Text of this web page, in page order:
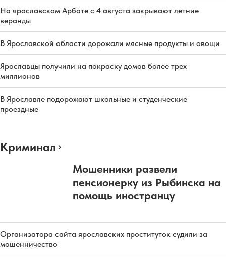
На ярославском Арбате с 4 августа закрывают летние
веранды
В Ярославской области дорожали мясные продукты и овощи
Ярославцы получили на покраску домов более трех
миллионов
В Ярославле подорожают школьные и студенческие
проездные
Криминал
Мошенники развели
пенсионерку из Рыбинска на
помощь иностранцу
Организатора сайта ярославских проституток судили за
мошенничество